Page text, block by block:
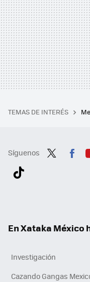
TEMAS DE INTERÉS
Síguenos
En Xataka México
Investigación
Cazando Gangas